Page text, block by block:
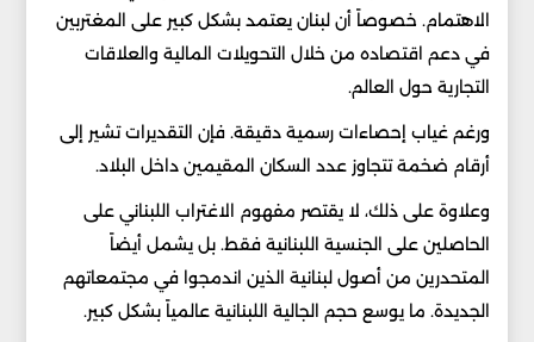
الاهتمام. خصوصاً أن لبنان يعتمد بشكل كبير على المغتربين
في دعم اقتصاده من خلال التحويلات المالية والعلاقات
التجارية حول العالم.
ورغم غياب إحصاءات رسمية دقيقة. فإن التقديرات تشير إلى
أرقام ضخمة تتجاوز عدد السكان المقيمين داخل البلاد.
وعلاوة على ذلك، لا يقتصر مفهوم الاغتراب اللبناني على
الحاصلين على الجنسية اللبنانية فقط. بل يشمل أيضاً
المتحدرين من أصول لبنانية الذين اندمجوا في مجتمعاتهم
الجديدة. ما يوسع حجم الجالية اللبنانية عالمياً بشكل كبير.